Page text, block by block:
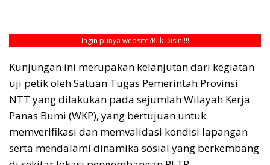
Ingin punya website?Klik Disini!!!
Kunjungan ini merupakan kelanjutan dari kegiatan
uji petik oleh Satuan Tugas Pemerintah Provinsi
NTT yang dilakukan pada sejumlah Wilayah Kerja
Panas Bumi (WKP), yang bertujuan untuk
memverifikasi dan memvalidasi kondisi lapangan
serta mendalami dinamika sosial yang berkembang